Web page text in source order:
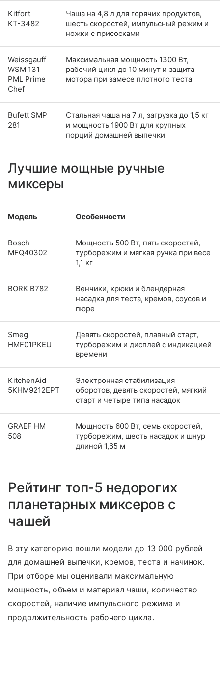
Kitfort
КТ-3482
Чаша на 4,8 л для горячих продуктов,
шесть скоростей, импульсный режим и
ножки с присосками
Weissgauff
WSM 131
PML Prime
Chef
Максимальная мощность 1300 Вт,
рабочий цикл до 10 минут и защита
мотора при замесе плотного теста
Bufett SMP
281
Стальная чаша на 7 л, загрузка до 1,5 кг
и мощность 1900 Вт для крупных
порций домашней выпечки
Лучшие мощные ручные
миксеры
Модель Особенности
Bosch
MFQ40302
Мощность 500 Вт, пять скоростей,
турборежим и мягкая ручка при весе
1,1 кг
BORK B782
Венчики, крюки и блендерная
насадка для теста, кремов, соусов и
пюре
Smeg
HMF01PKEU
Девять скоростей, плавный старт,
турборежим и дисплей с индикацией
времени
KitchenAid
5KHM9212EPT
Электронная стабилизация
оборотов, девять скоростей, мягкий
старт и четыре типа насадок
GRAEF HM
508
Мощность 600 Вт, семь скоростей,
турборежим, шесть насадок и шнур
длиной 1,65 м
Рейтинг топ-5 недорогих
планетарных миксеров с
чашей
В эту категорию вошли модели до 13 000 рублей
для домашней выпечки, кремов, теста и начинок.
При отборе мы оценивали максимальную
мощность, объем и материал чаши, количество
скоростей, наличие импульсного режима и
продолжительность рабочего цикла.